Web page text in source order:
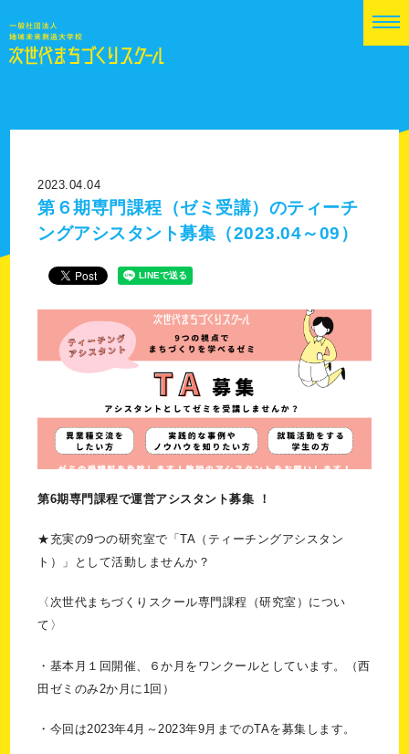
2023.04.04
第６期専門課程（ゼミ受講）のティーチ
ングアシスタント募集（2023.04～09）
第6期専門課程で運営アシスタント募集 ！
★充実の9つの研究室で「TA（ティーチングアシスタン
ト）」として活動しませんか？
〈次世代まちづくりスクール専門課程（研究室）につい
て〉
・基本月１回開催、６か月をワンクールとしています。（西
田ゼミのみ2か月に1回）
・今回は2023年4月～2023年9月までのTAを募集します。